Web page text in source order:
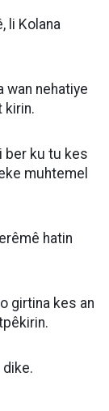
li Kolana
wan nehatiye
kirin.
ber ku tu kes
muhtemel
hatin
girtina kes an